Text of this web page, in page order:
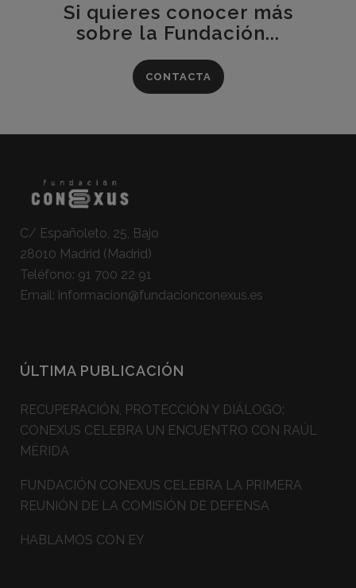
Si quieres conocer más
sobre la Fundación...
CONTACTA
C/ Españoleto, 25, Bajo
28010 Madrid (Madrid)
Teléfono: 91 700 22 91
Email: informacion@fundacionconexus.es
ÚLTIMA PUBLICACIÓN
RECUPERACIÓN, PROTECCIÓN Y DIÁLOGO:
CONEXUS CELEBRA UN ENCUENTRO CON RAÚL
MÉRIDA
FUNDACIÓN CONEXUS CELEBRA LA PRIMERA
REUNIÓN DE LA COMISIÓN DE DEFENSA
HABLAMOS CON EY